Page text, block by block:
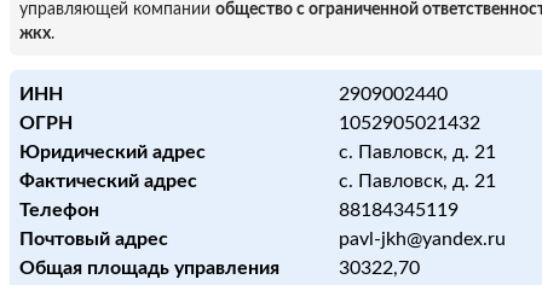
управляющей компании общество с ограниченной
жкх.
ИНН
2909002440
ОГРН
1052905021432
Юридический адрес
с. Павловск, д. 21
Фактический адрес
с. Павловск, д. 21
Телефон
88184345119
Почтовый адрес
pavl-jkh@yandex.ru
Общая площадь управления
30322,70